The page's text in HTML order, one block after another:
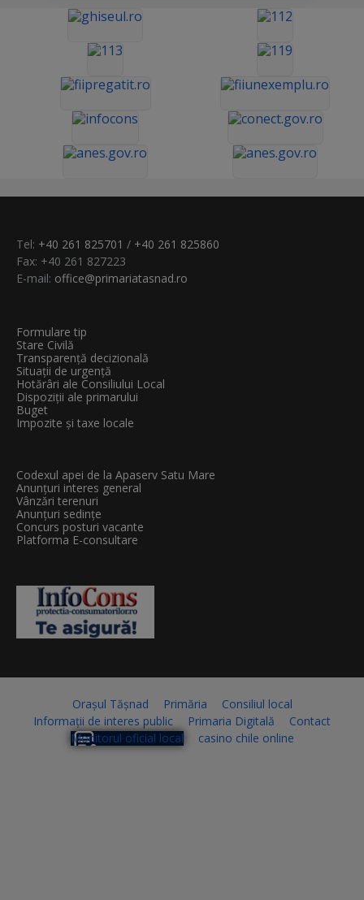
Tel: +40 261 825701 / +40 261 825860
Fax: +40 261 827223
E-mail: office@primariatasnad.ro
Formulare tip
Stare Civilă
Transparenţă decizională
Situații de urgență
Hotărâri ale Consiliului Local
Dispoziții ale primarului
Buget
Impozite și taxe locale
Codexul apei de la Apaserv Satu Mare
Anunțuri interes general
Vânzări terenuri
Anunțuri sedințe
Concurs posturi vacante
Platforma E-consultare
Orașul Tășnad Primăria
Consiliul local
Informații de interes public
Primaria Digitală
Contact
Monitorul oficial local
casino chile online